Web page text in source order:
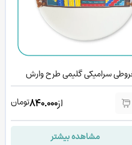
سرامیکی گلیمی طرح وارش
از840.000تومان
مشاهده بیشتر